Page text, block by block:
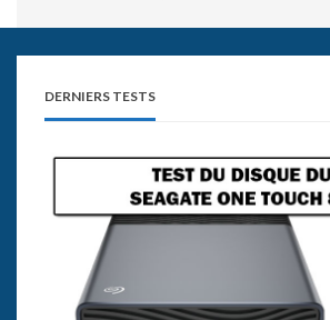
DERNIERS TESTS